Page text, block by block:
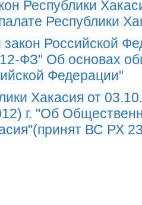
Республики
Республики
Российской
ФЗ" Об основах
Федерации"
Хакасия от
г. "Об
ВС РХ